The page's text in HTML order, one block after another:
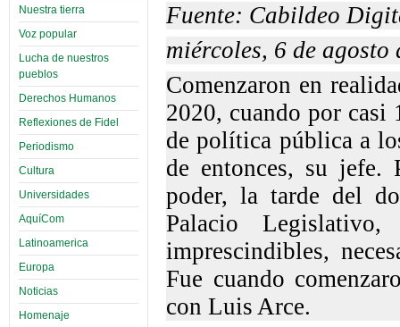
Nuestra tierra
Voz popular
Lucha de nuestros
pueblos
Derechos Humanos
Reflexiones de Fidel
Periodismo
Cultura
Universidades
AquíCom
Latinoamerica
Europa
Noticias
Homenaje
Fuente: Cabildeo
miércoles, 6 de agosto
Comenzaron en
2020, cuando por casi
de política pública a
de entonces, su jefe.
poder, la tarde del
Palacio
imprescindibles,
Fue cuando
con Luis Arce.